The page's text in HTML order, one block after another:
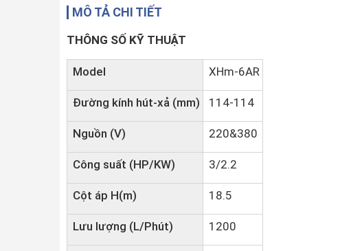
MÔ TẢ CHI TIẾT
THÔNG SỐ KỸ THUẬT
Model XHm-6AR
Đường kính hút-xả (mm) 114-114
Nguồn (V) 220&380
Công suất (HP/KW) 3/2.2
Cột áp H(m) 18.5
Lưu lượng (L/Phút) 1200